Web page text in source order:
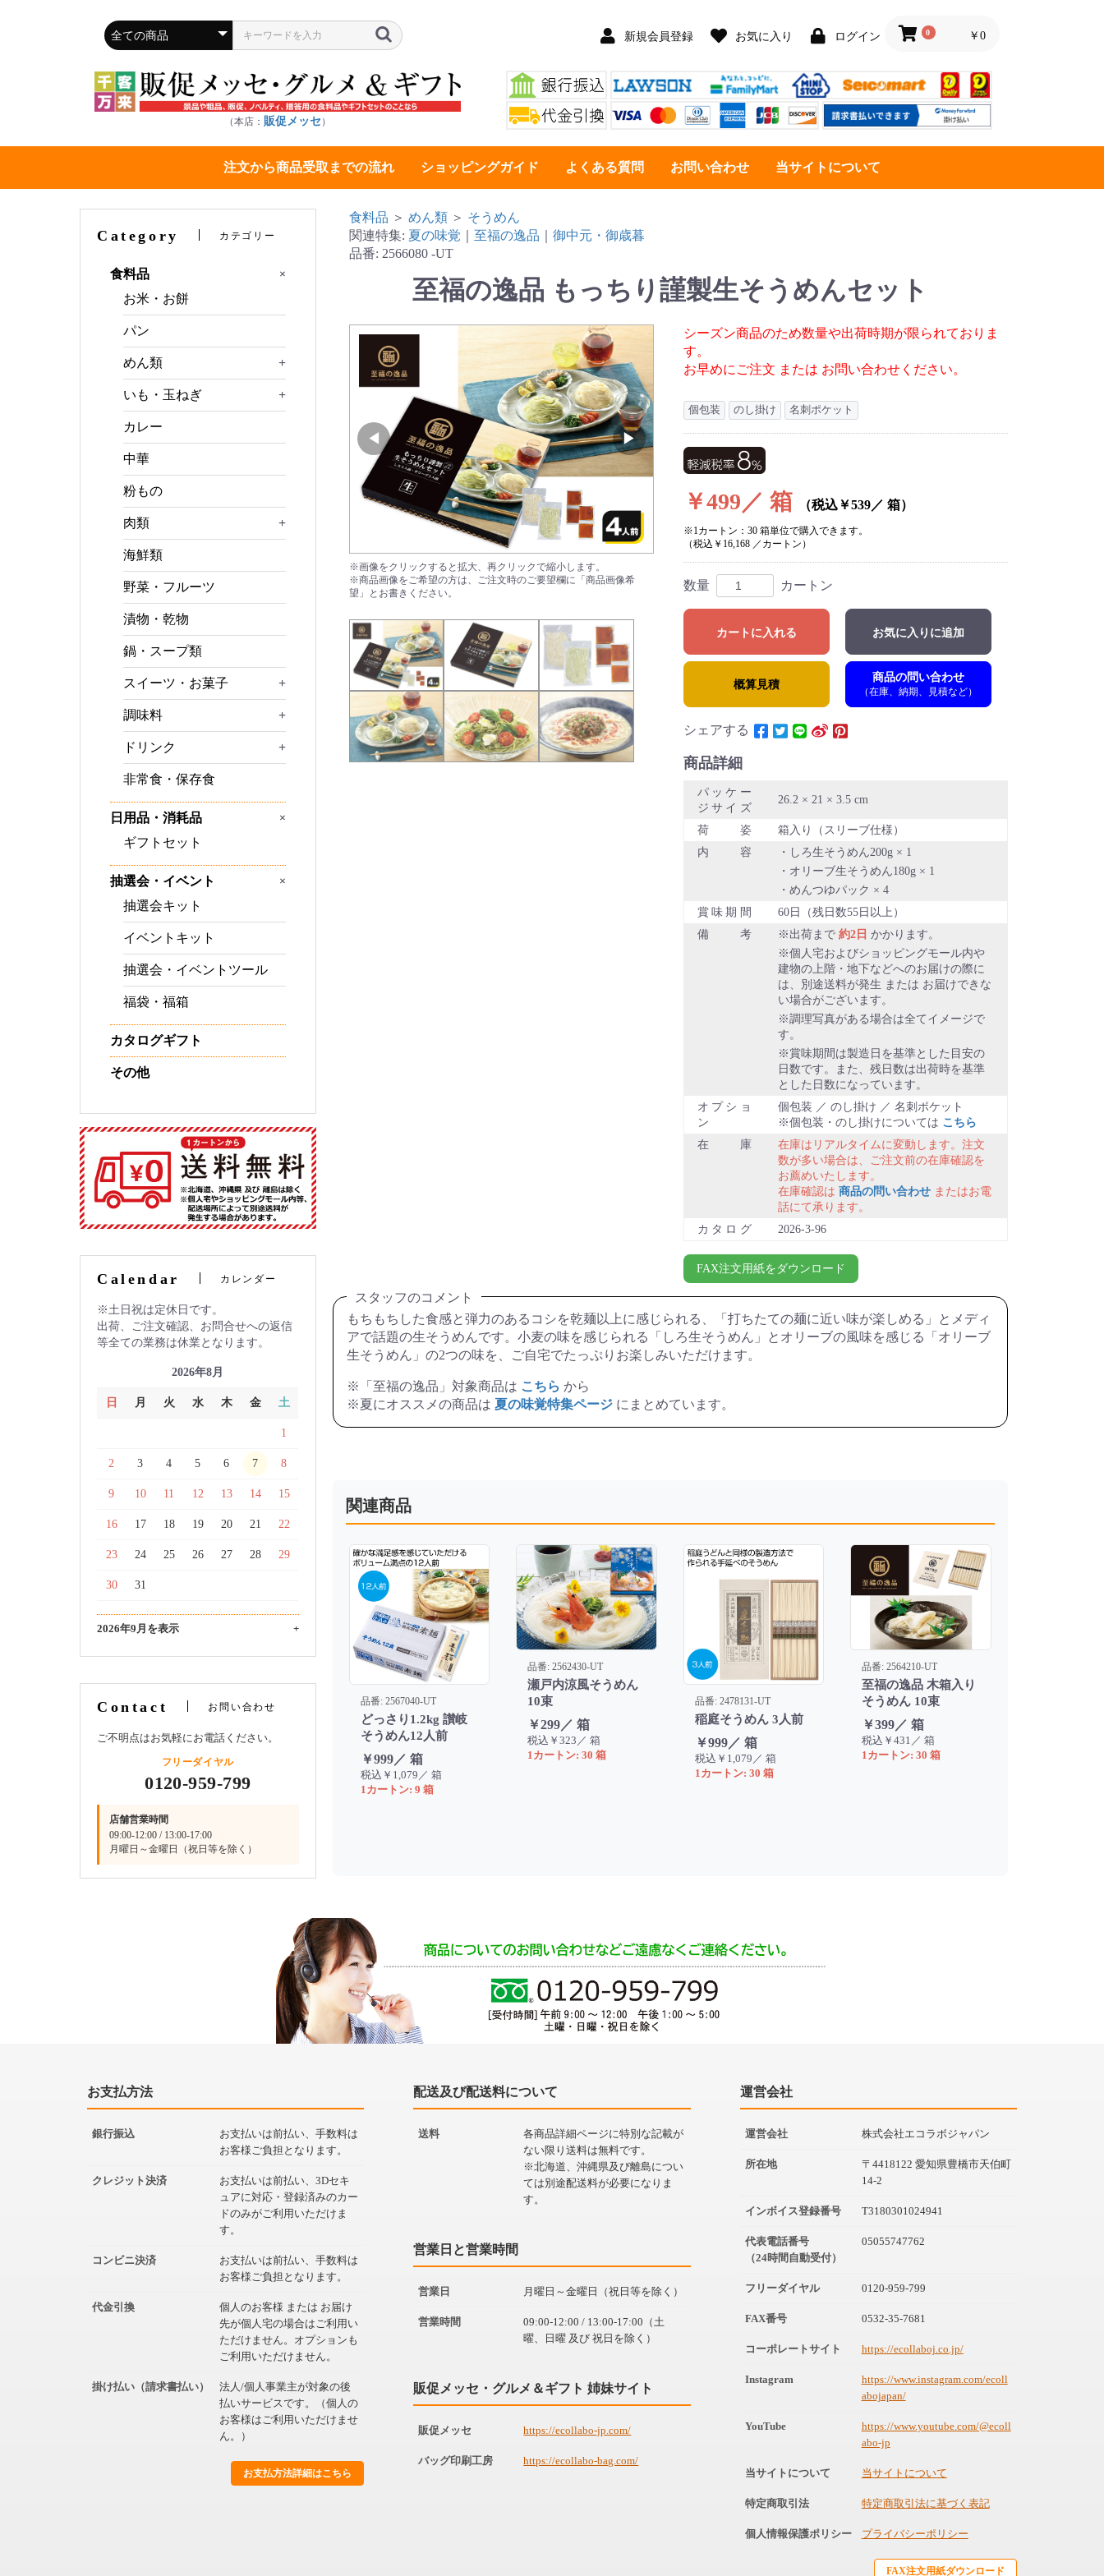
新規会員登録 お気に入り ログイン 0 ￥0
（本店： 販促メッセ ）
注文から商品受取までの流れ ショッピングガイド よくある質問 お問い合わせ 当サイトについて
Category カテゴリー
食料品 +
お米・お餅
パン
めん類 +
いも・玉ねぎ +
カレー
中華
粉もの
肉類 +
海鮮類
野菜・フルーツ
漬物・乾物
鍋・スープ類
スイーツ・お菓子 +
調味料 +
ドリンク +
非常食・保存食
日用品・消耗品 +
ギフトセット
抽選会・イベント +
抽選会キット
イベントキット
抽選会・イベントツール
福袋・福箱
カタログギフト
その他
Calendar カレンダー
土日祝は定休日です。
出荷、ご注文確認、お問合せへの返信
等全ての業務は休業となります。
2026年8月
日 月 火 水 木 金 土
1
2 3 4 5 6 7 8
9 10 11 12 13 14 15
16 17 18 19 20 21 22
23 24 25 26 27 28 29
30 31
2026年9月を表示 +
Contact お問い合わせ
ご不明点はお気軽にお電話ください。
フリーダイヤル
0120-959-799
店舗営業時間
09:00-12:00 / 13:00-17:00
月曜日～金曜日（祝日等を除く）
食料品 ＞ めん類 ＞ そうめん
関連特集: 夏の味覚 至福の逸品
御中元・御歳暮
品番: 2566080 -UT
至福の逸品 もっちり謹製生そうめんセット
画像をクリックすると拡大、再クリックで縮小します。
商品画像をご希望の方は、ご注文時のご要望欄に「商品画像希
望」とお書きください。
シーズン商品のため数量や出荷時期が限られておりま
す。
お早めにご注文 または お問い合わせください。
個包装 のし掛け 名刺ポケット
￥499／ 箱 （税込￥539／ 箱）
※1カートン：30 箱単位で購入できます。
（税込￥16,168 ／カートン）
数量 カートン
カートに入れる お気に入りに追加
概算見積
商品の問い合わせ
（在庫、納期、見積など）
シェアする
商品詳細
パッケー
ジサイズ
26.2 × 21 × 3.5 cm
荷姿
箱入り（スリーブ仕様）
内容
しろ生そうめん200g × 1
オリーブ生そうめん180g × 1
めんつゆパック × 4
賞味期間
60日（残日数55日以上）
備考
出荷まで 約2日 かかります。
個人宅およびショッピングモール内や
建物の上階・地下などへのお届けの際に
は、別途送料が発生 または お届けできな
い場合がございます。
調理写真がある場合は全てイメージで
す。
賞味期間は製造日を基準とした目安の
日数です。また、残日数は出荷時を基準
とした日数になっています。
オプショ
ン
個包装 ／ のし掛け ／ 名刺ポケット
※個包装・のし掛けについては こちら
在庫
在庫はリアルタイムに変動します。注文
数が多い場合は、ご注文前の在庫確認を
お薦めいたします。
在庫確認は 商品の問い合わせまたはお電
話にて承ります。
カタログ
2026-3-96
FAX注文用紙をダウンロード
スタッフのコメント
もちもちした食感と弾力のあるコシを乾麺以上に感じられる、「打ちたての麺に近い味が楽しめる」とメディ
アで話題の生そうめんです。小麦の味を感じられる「しろ生そうめん」とオリーブの風味を感じる「オリーブ
生そうめん」の2つの味を、ご自宅でたっぷりお楽しみいただけます。
※「至福の逸品」対象商品は こちら から
※夏にオススメの商品は 夏の味覚特集ページにまとめています。
関連商品
品番: 2567040-UT
どっさり1.2kg 讃岐
そうめん12人前
￥999／ 箱
税込￥1,079／ 箱
1カートン: 9 箱
品番: 2562430-UT
瀬戸内涼風そうめん
10束
￥299／ 箱
税込￥323／ 箱
1カートン: 30 箱
品番: 2478131-UT
稲庭そうめん 3人前
￥999／ 箱
税込￥1,079／ 箱
1カートン: 30 箱
品番: 2564210-UT
至福の逸品 木箱入り
そうめん 10束
￥399／ 箱
税込￥431／ 箱
1カートン: 30 箱
お支払方法
銀行振込
お支払いは前払い、手数料は
お客様ご負担となります。
クレジット決済
お支払いは前払い、3Dセキ
ュアに対応・登録済みのカー
ドのみがご利用いただけま
す。
コンビニ決済
お支払いは前払い、手数料は
お客様ご負担となります。
代金引換
個人のお客様 または お届け
先が個人宅の場合はご利用い
ただけません。オプションも
ご利用いただけません。
掛け払い（請求書払い）
法人/個人事業主が対象の後
払いサービスです。（個人の
お客様はご利用いただけませ
ん。）
お支払方法詳細はこちら
配送及び配送料について
送料
各商品詳細ページに特別な記載が
ない限り送料は無料です。
※北海道、沖縄県及び離島につい
ては別途配送料が必要になりま
す。
営業日と営業時間
営業日 月曜日～金曜日（祝日等を除く）
営業時間
09:00-12:00 / 13:00-17:00（土
曜、日曜 及び 祝日を除く）
販促メッセ・グルメ＆ギフト 姉妹サイト
販促メッセ https://ecollabo-jp.com/
バッグ印刷工房 https://ecollabo-bag.com/
運営会社
運営会社 株式会社エコラボジャパン
所在地
〒4418122 愛知県豊橋市天伯町
14-2
インボイス登録番号 T3180301024941
代表電話番号
（24時間自動受付）
05055747762
フリーダイヤル 0120-959-799
FAX番号 0532-35-7681
コーポレートサイト https://ecollaboj.co.jp/
Instagram
https://www.instagram.com/ecoll
abojapan/
YouTube
https://www.youtube.com/@ecoll
abo-jp
当サイトについて 当サイトについて
特定商取引法 特定商取引法に基づく表記
個人情報保護ポリシー プライバシーポリシー
FAX注文用紙ダウンロード